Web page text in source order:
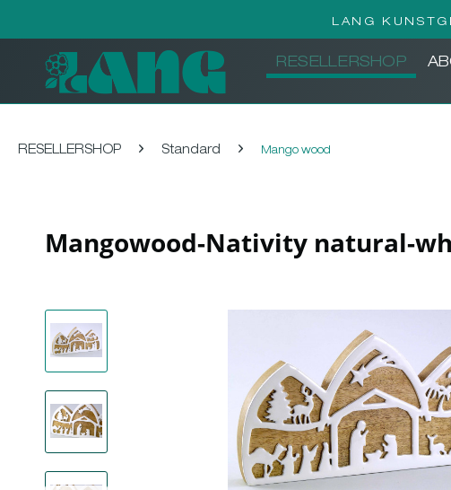
LANG
RESELLERSHOP
RESELLERSHOP Standard Mango wood
Mangowood-Nativity natural-